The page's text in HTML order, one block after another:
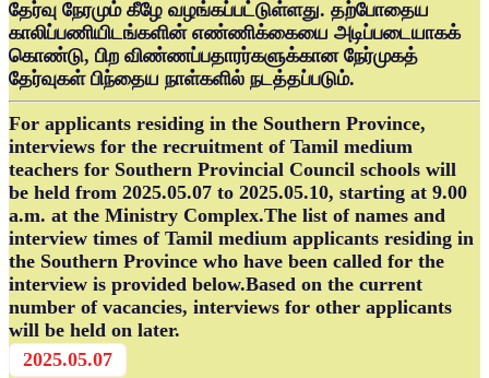
தேர்வு நேரமும் கீழே வழங்கப்பட்டுள்ளது. தற்போதைய
காலிப்பணியிடங்களின் எண்ணிக்கையை அடிப்படையாகக்
கொண்டு, பிற விண்ணப்பதாரர்களுக்கான நேர்முகத்
தேர்வுகள் பிந்தைய நாள்களில் நடத்தப்படும்.
For applicants residing in the Southern Province,
interviews for the recruitment of Tamil medium
teachers for Southern Provincial Council schools will
be held from 2025.05.07 to 2025.05.10, starting at 9.00
a.m. at the Ministry Complex.The list of names and
interview times of Tamil medium applicants residing in
the Southern Province who have been called for the
interview is provided below.Based on the current
number of vacancies, interviews for other applicants
will be held on later.
2025.05.07